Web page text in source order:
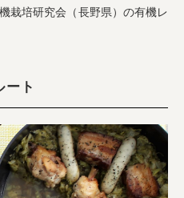
採用情報
SDGsへの取り組み
栽培研究会（長野県）の有機レ
ト